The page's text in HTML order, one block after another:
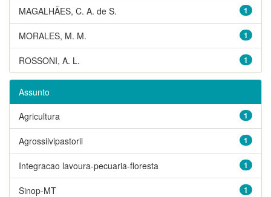
1
MAGALHÃES, C. A. de S.
1
MORALES, M. M.
1
ROSSONI, A. L.
Assunto
1
Agricultura
1
Agrossilvipastoril
1
Integracao lavoura-pecuaria-floresta
1
Sinop-MT